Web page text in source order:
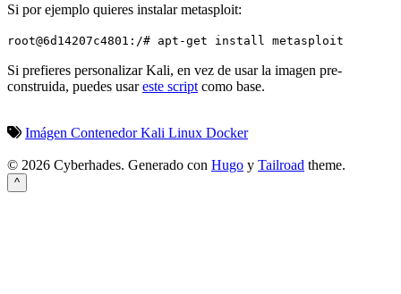
Si por ejemplo quieres instalar metasploit:
root@6d14207c4801:/# apt-get install metasploit
Si prefieres personalizar Kali, en vez de usar la imagen pre-
construida, puedes usareste script como base.
Imágen ContenedorKali Linux Docker
© 2026 Cyberhades. Generado con Hugo y Tailroad theme.
^